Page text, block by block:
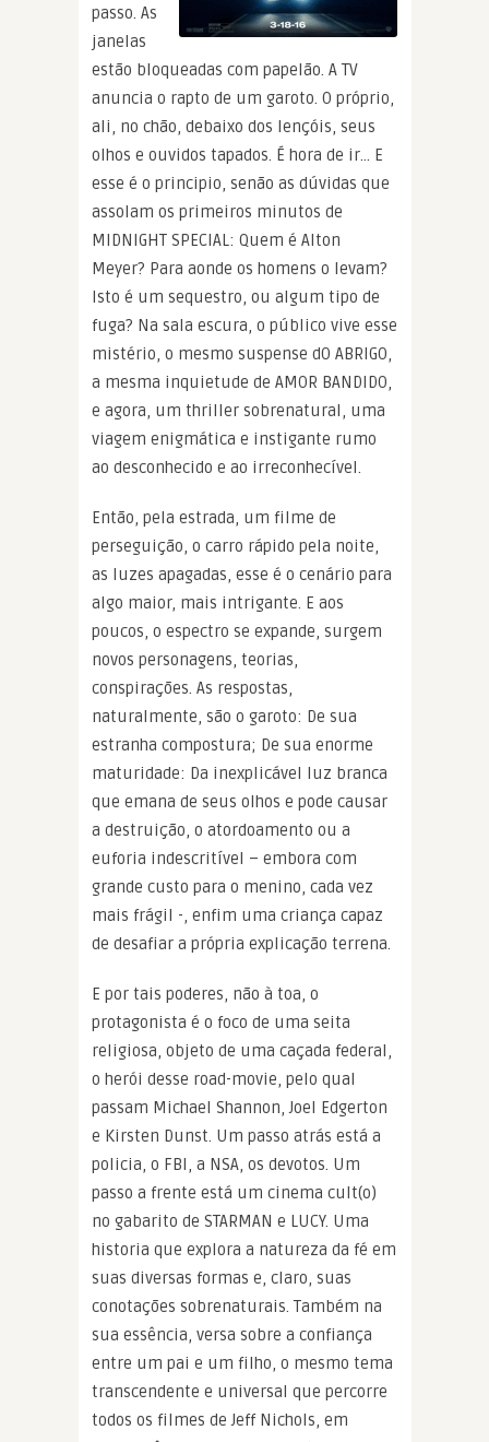
passo. As
janelas
estão bloqueadas com papelão. A TV
anuncia o rapto de um garoto. O próprio,
ali, no chão, debaixo dos lençóis, seus
olhos e ouvidos tapados. É hora de ir… E
esse é o principio, senão as dúvidas que
assolam os primeiros minutos de
MIDNIGHT SPECIAL: Quem é Alton
Meyer? Para aonde os homens o levam?
Isto é um sequestro, ou algum tipo de
fuga? Na sala escura, o público vive esse
mistério, o mesmo suspense dO ABRIGO,
a mesma inquietude de AMOR BANDIDO,
e agora, um thriller sobrenatural, uma
viagem enigmática e instigante rumo
ao desconhecido e ao irreconhecível.
Então, pela estrada, um filme de
perseguição, o carro rápido pela noite,
as luzes apagadas, esse é o cenário para
algo maior, mais intrigante. E aos
poucos, o espectro se expande, surgem
novos personagens, teorias,
conspirações. As respostas,
naturalmente, são o garoto: De sua
estranha compostura; De sua enorme
maturidade: Da inexplicável luz branca
que emana de seus olhos e pode causar
a destruição, o atordoamento ou a
euforia indescritível – embora com
grande custo para o menino, cada vez
mais frágil -, enfim uma criança capaz
de desafiar a própria explicação terrena.
E por tais poderes, não à toa, o
protagonista é o foco de uma seita
religiosa, objeto de uma caçada federal,
o herói desse road-movie, pelo qual
passam Michael Shannon, Joel Edgerton
e Kirsten Dunst. Um passo atrás está a
policia, o FBI, a NSA, os devotos. Um
passo a frente está um cinema cult(o)
no gabarito de STARMAN e LUCY. Uma
historia que explora a natureza da fé em
suas diversas formas e, claro, suas
conotações sobrenaturais. Também na
sua essência, versa sobre a confiança
entre um pai e um filho, o mesmo tema
transcendente e universal que percorre
todos os filmes de Jeff Nichols, em